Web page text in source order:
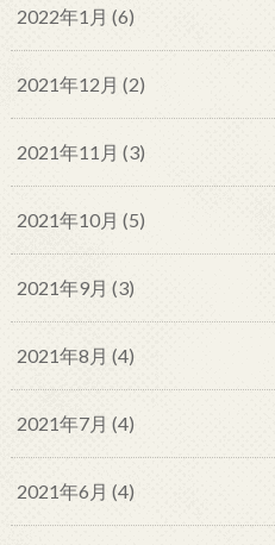
2022年1月 (6)
2021年12月 (2)
2021年11月 (3)
2021年10月 (5)
2021年9月 (3)
2021年8月 (4)
2021年7月 (4)
2021年6月 (4)